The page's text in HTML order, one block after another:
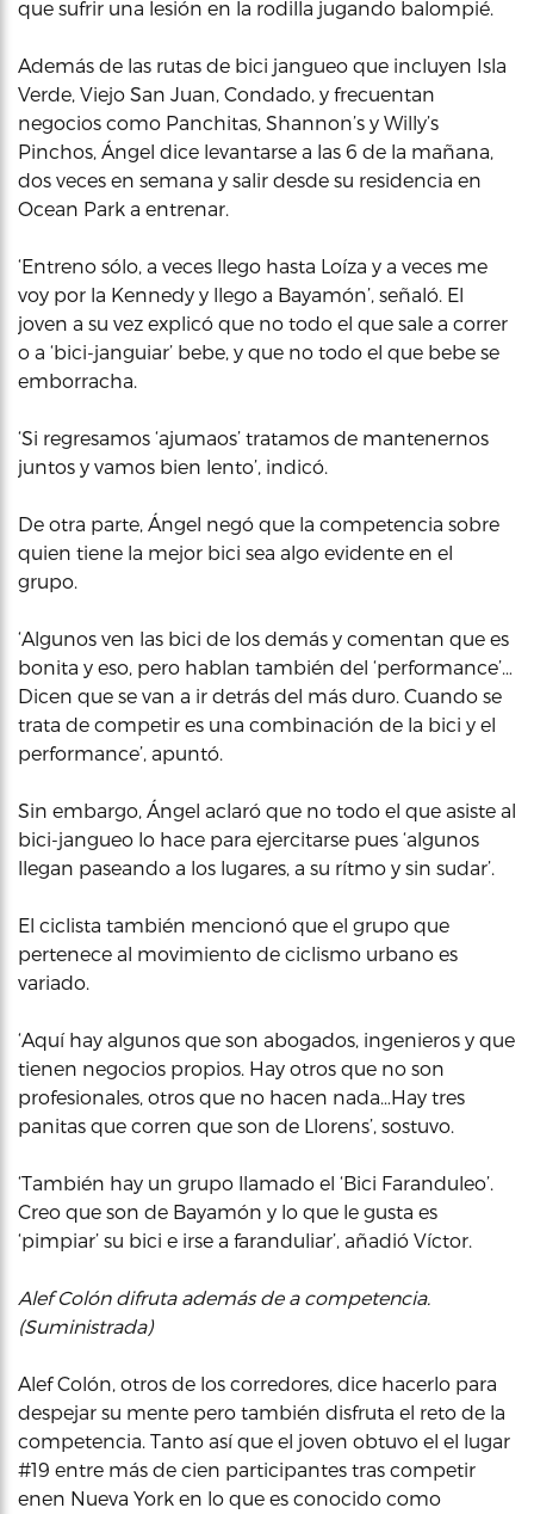
que sufrir una lesión en la rodilla jugando balompié.
Además de las rutas de bici jangueo que incluyen Isla
Verde, Viejo San Juan, Condado, y frecuentan
negocios como Panchitas, Shannon’s y Willy’s
Pinchos, Ángel dice levantarse a las 6 de la mañana,
dos veces en semana y salir desde su residencia en
Ocean Park a entrenar.
‘Entreno sólo, a veces llego hasta Loíza y a veces me
voy por la Kennedy y llego a Bayamón’, señaló. El
joven a su vez explicó que no todo el que sale a correr
o a ‘bici-janguiar’ bebe, y que no todo el que bebe se
emborracha.
‘Si regresamos ‘ajumaos’ tratamos de mantenernos
juntos y vamos bien lento’, indicó.
De otra parte, Ángel negó que la competencia sobre
quien tiene la mejor bici sea algo evidente en el
grupo.
‘Algunos ven las bici de los demás y comentan que es
bonita y eso, pero hablan también del ‘performance’…
Dicen que se van a ir detrás del más duro. Cuando se
trata de competir es una combinación de la bici y el
performance’, apuntó.
Sin embargo, Ángel aclaró que no todo el que asiste al
bici-jangueo lo hace para ejercitarse pues ‘algunos
llegan paseando a los lugares, a su rítmo y sin sudar’.
El ciclista también mencionó que el grupo que
pertenece al movimiento de ciclismo urbano es
variado.
‘Aquí hay algunos que son abogados, ingenieros y que
tienen negocios propios. Hay otros que no son
profesionales, otros que no hacen nada…Hay tres
panitas que corren que son de Llorens’, sostuvo.
‘También hay un grupo llamado el ‘Bici Faranduleo’.
Creo que son de Bayamón y lo que le gusta es
‘pimpiar’ su bici e irse a faranduliar’, añadió Víctor.
Alef Colón difruta además de a competencia.
(Suministrada)
Alef Colón, otros de los corredores, dice hacerlo para
despejar su mente pero también disfruta el reto de la
competencia. Tanto así que el joven obtuvo el el lugar
#19 entre más de cien participantes tras competir
enen Nueva York en lo que es conocido como